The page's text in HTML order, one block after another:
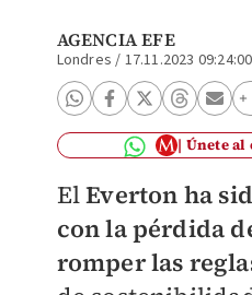
AGENCIA EFE
Londres / 17.11.2023 09:24:00
Únete al
ElEverton ha
con la pérdida
romper las